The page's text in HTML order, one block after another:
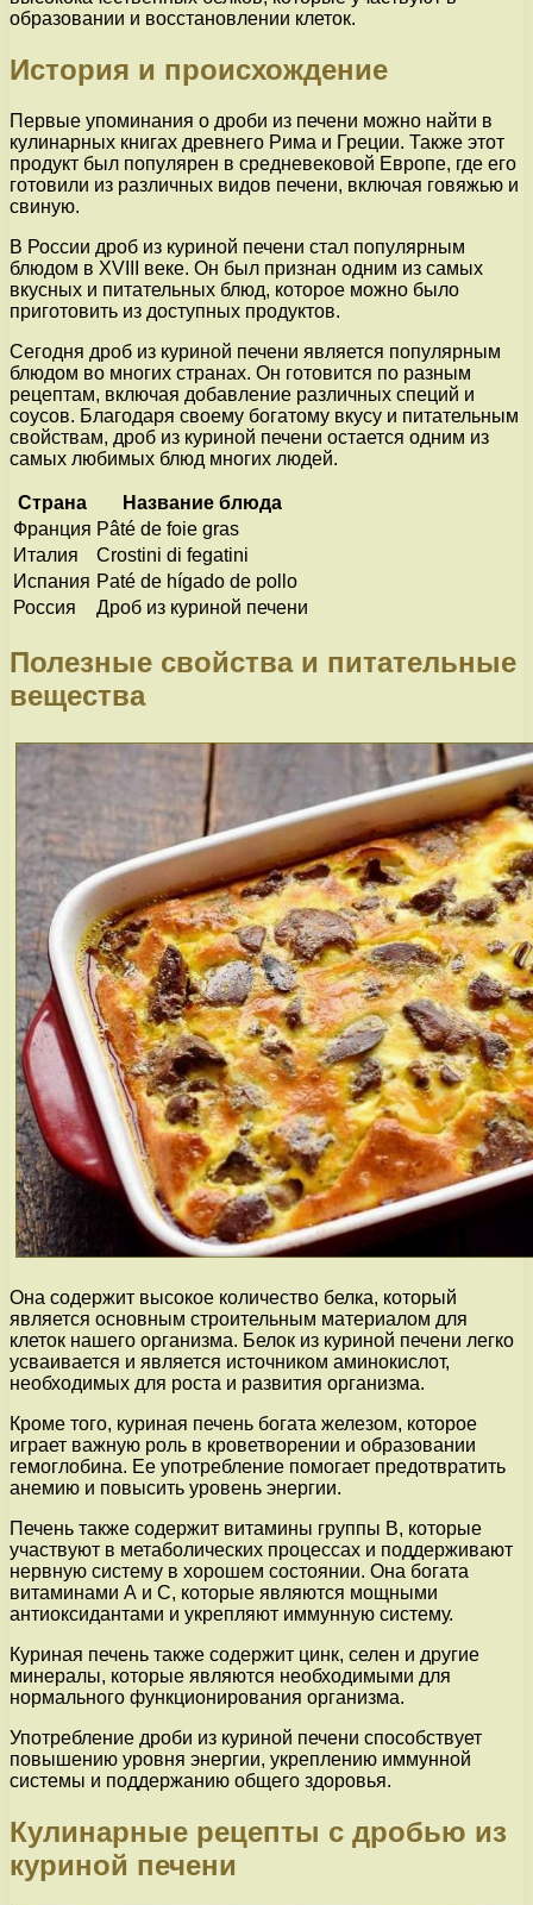
образовании и восстановлении клеток.
История и происхождение
Первые упоминания о дроби из печени можно найти в
кулинарных книгах древнего Рима и Греции. Также этот
продукт был популярен в средневековой Европе, где его
готовили из различных видов печени, включая говяжью и
свиную.
В России дроб из куриной печени стал популярным
блюдом в XVIII веке. Он был признан одним из самых
вкусных и питательных блюд, которое можно было
приготовить из доступных продуктов.
Сегодня дроб из куриной печени является популярным
блюдом во многих странах. Он готовится по разным
рецептам, включая добавление различных специй и
соусов. Благодаря своему богатому вкусу и питательным
свойствам, дроб из куриной печени остается одним из
самых любимых блюд многих людей.
Страна
Название блюда
Франция Pâté de foie gras
Италия
Crostini di fegatini
Испания Paté de hígado de pollo
Россия
Дроб из куриной печени
Полезные свойства и питательные
вещества
Она содержит высокое количество белка, который
является основным строительным материалом для
клеток нашего организма. Белок из куриной печени легко
усваивается и является источником аминокислот,
необходимых для роста и развития организма.
Кроме того, куриная печень богата железом, которое
играет важную роль в кроветворении и образовании
гемоглобина. Ее употребление помогает предотвратить
анемию и повысить уровень энергии.
Печень также содержит витамины группы В, которые
участвуют в метаболических процессах и поддерживают
нервную систему в хорошем состоянии. Она богата
витаминами А и С, которые являются мощными
антиоксидантами и укрепляют иммунную систему.
Куриная печень также содержит цинк, селен и другие
минералы, которые являются необходимыми для
нормального функционирования организма.
Употребление дроби из куриной печени способствует
повышению уровня энергии, укреплению иммунной
системы и поддержанию общего здоровья.
Кулинарные рецепты с дробью из
куриной печени